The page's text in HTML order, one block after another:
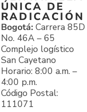
ÚNICA DE
RADICACIÓN
Bogotá: Carrera 85D
No. 46A – 65
Complejo logístico
San Cayetano
Horario: 8:00 a.m. –
4:00 p.m.
Código Postal:
111071